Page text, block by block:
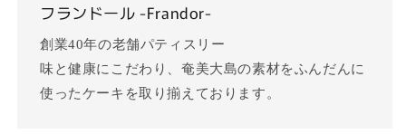
フランドール -Frandor-
創業40年の老舗パティスリー
味と健康にこだわり、奄美大島の素材をふんだんに
使ったケーキを取り揃えております。